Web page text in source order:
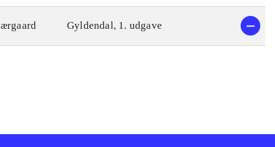
Gyldendal, 1. udgave